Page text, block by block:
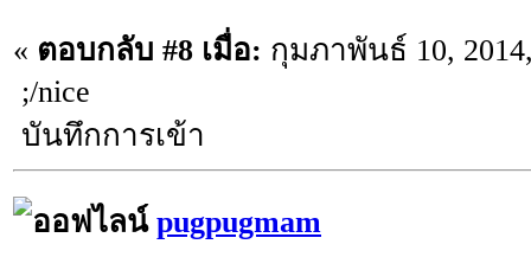
« ตอบกลับ #8 เมื่อ: กุมภาพันธ์ 10,
;/nice
บันทึกการเข้า
pugpugmam